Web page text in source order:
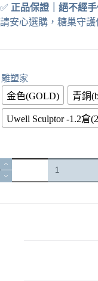
✅ 正品保證
絕不經
請安心選購，糖巢守
雕塑家
金色(GOLD) 青銅
Uwell Sculptor -1.2倉
UWELL
SCULPTOR
雕